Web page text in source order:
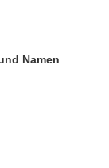
Namen